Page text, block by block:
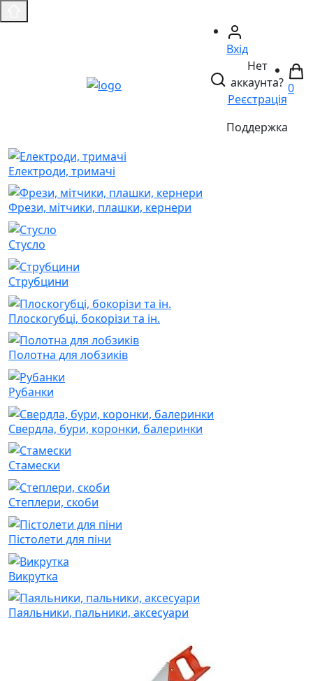
Вхід
Нет
аккаунта?
Реєстрація
Поддержка
0
Електроди, тримачі
Фрези, мітчики, плашки, кернери
Стусло
Струбцини
Плоскогубці, бокорізи та ін.
Полотна для лобзиків
Рубанки
Свердла, бури, коронки, балеринки
Стамески
Степлери, скоби
Пістолети для піни
Викрутка
Паяльники, пальники, аксесуари